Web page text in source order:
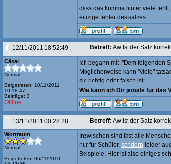
dass das komma hinter viele
einzige fehler des satzes.
12/11/2011 18:52:49 Betreff: Aw:Ist der Satz
Cäsar
Normal
Beigetreten: 10/11/2011
10:18:47
Beiträge: 3
Offline
Ich begann mit :"Dem folgenden
Möglicherweise kann "viele"
sie richtig oder falsch ist:
Wie kann ich Dir jemals für das
13/11/2011 00:28:28 Betreff: Aw:Ist der Satz
Wortraum
Normal
Beigetreten: 06/11/2010
Inzwischen sind fast alle
nur für Schüler, sondern leider
Beispiele. Hier ist also einiges